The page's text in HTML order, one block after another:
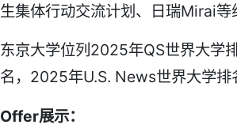
生集体行动交流计划、日瑞Mirai等
东京大学位列2025年QS世界大学
名，2025年U.S. News世界大学排
Offer展示：